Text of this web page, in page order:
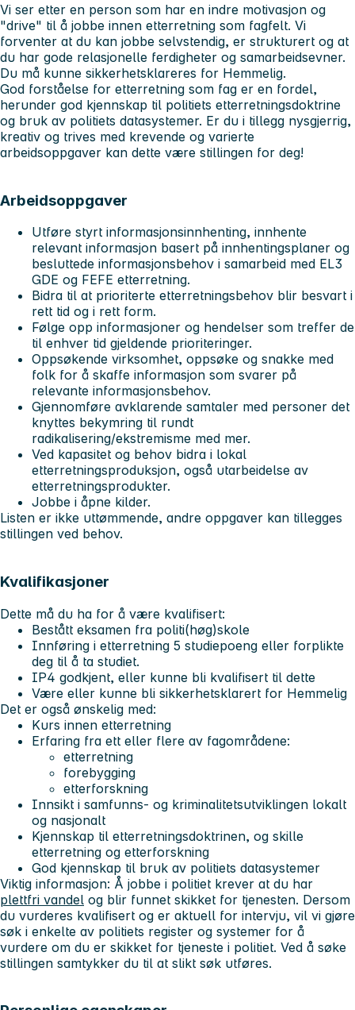
Vi ser etter en person som har en indre motivasjon og
"drive" til å jobbe innen etterretning som fagfelt. Vi
forventer at du kan jobbe selvstendig, er strukturert og at
du har gode relasjonelle ferdigheter og samarbeidsevner.
Du må kunne sikkerhetsklareres for Hemmelig.
God forståelse for etterretning som fag er en fordel,
herunder god kjennskap til politiets etterretningsdoktrine
og bruk av politiets datasystemer. Er du i tillegg nysgjerrig,
kreativ og trives med krevende og varierte
arbeidsoppgaver kan dette være stillingen for deg!
Arbeidsoppgaver
Utføre styrt informasjonsinnhenting, innhente
relevant informasjon basert på innhentingsplaner og
besluttede informasjonsbehov i samarbeid med EL3
GDE og FEFE etterretning.
Bidra til at prioriterte etterretningsbehov blir besvart i
rett tid og i rett form.
Følge opp informasjoner og hendelser som treffer de
til enhver tid gjeldende prioriteringer.
Oppsøkende virksomhet, oppsøke og snakke med
folk for å skaffe informasjon som svarer på
relevante informasjonsbehov.
Gjennomføre avklarende samtaler med personer det
knyttes bekymring til rundt
radikalisering/ekstremisme med mer.
Ved kapasitet og behov bidra i lokal
etterretningsproduksjon, også utarbeidelse av
etterretningsprodukter.
Jobbe i åpne kilder.
Listen er ikke uttømmende, andre oppgaver kan tillegges
stillingen ved behov.
Kvalifikasjoner
Dette må du ha for å være kvalifisert:
Bestått eksamen fra politi(høg)skole
Innføring i etterretning 5 studiepoeng eller forplikte
deg til å ta studiet.
IP4 godkjent, eller kunne bli kvalifisert til dette
Være eller kunne bli sikkerhetsklarert for Hemmelig
Det er også ønskelig med:
Kurs innen etterretning
Erfaring fra ett eller flere av fagområdene:
etterretning
forebygging
etterforskning
Innsikt i samfunns- og kriminalitetsutviklingen lokalt
og nasjonalt
Kjennskap til etterretningsdoktrinen, og skille
etterretning og etterforskning
God kjennskap til bruk av politiets datasystemer
Viktig informasjon: Å jobbe i politiet krever at du har
plettfri vandel og blir funnet skikket for tjenesten. Dersom
du vurderes kvalifisert og er aktuell for intervju, vil vi gjøre
søk i enkelte av politiets register og systemer for å
vurdere om du er skikket for tjeneste i politiet. Ved å søke
stillingen samtykker du til at slikt søk utføres.